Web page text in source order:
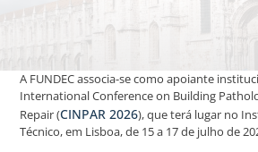
A FUNDEC associa-se como apoiante
International Conference on Building
Repair (CINPAR 2026), que terá lugar no
Técnico, em Lisboa, de 15 a 17 de julho de